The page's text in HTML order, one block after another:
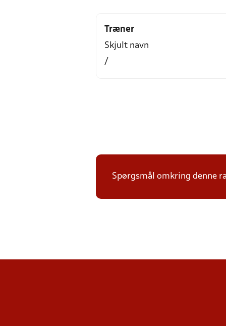
Træner
Skjult navn
/
Spørgsmål omkring denne